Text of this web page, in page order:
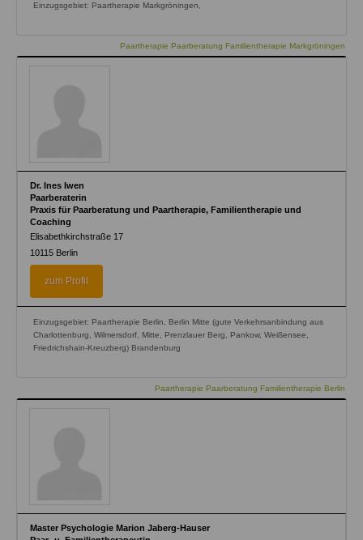
Einzugsgebiet: Paartherapie Markgröningen,
Paartherapie Paarberatung Familientherapie Markgröningen
Dr. Ines Iwen
Paarberaterin
Praxis für Paarberatung und Paartherapie, Familientherapie und
Coaching
Elisabethkirchstraße 17
10115 Berlin
zum Profil
Einzugsgebiet: Paartherapie Berlin, Berlin Mitte (gute Verkehrsanbindung aus
Charlottenburg, Wilmersdorf, Mitte, Prenzlauer Berg, Pankow, Weißensee,
Friedrichshain-Kreuzberg) Brandenburg
Paartherapie Paarberatung Familientherapie Berlin
Master Psychologie Marion Jaberg-Hauser